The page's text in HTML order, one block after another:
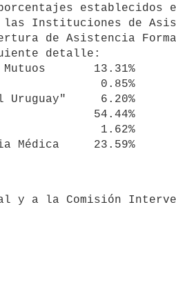
establecidos
las Instituciones de
de Asistencia
detalle:
Mutuos       13.31%
0.85%
Uruguay"     6.20%
54.44%
1.62%